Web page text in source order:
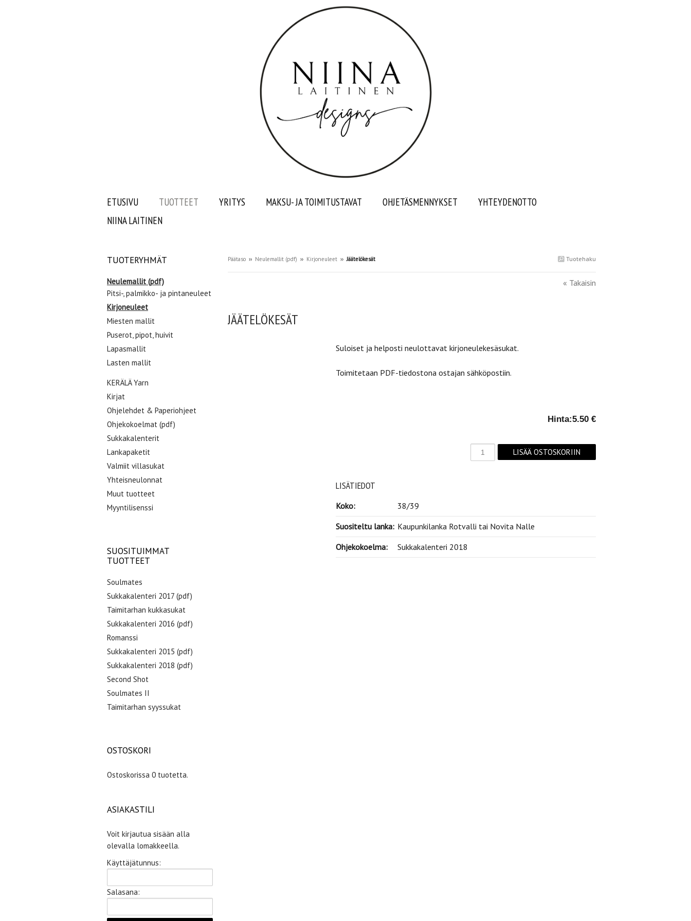
ETUSIVU TUOTTEET YRITYS MAKSU- JA TOIMITUSTAVAT OHJETÄSMENNYKSET
YHTEYDENOTTO
NIINA LAITINEN
Tuotehaku
Päätaso ›› Neulemallit (pdf) ›› Kirjoneuleet ››Jäätelökesät
« Takaisin
JÄÄTELÖKESÄT
Suloiset ja helposti neulottavat kirjoneulekesäsukat.
Toimitetaan PDF-tiedostona ostajan sähköpostiin.
Hinta:5.50 €
LISÄTIEDOT
Koko:
38/39
Suositeltu lanka: Kaupunkilanka Rotvalli tai Novita Nalle
Ohjekokoelma:
Sukkakalenteri 2018
TUOTERYHMÄT
Neulemallit (pdf)
Pitsi-, palmikko- ja pintaneuleet
Kirjoneuleet
Miesten mallit
Puserot, pipot, huivit
Lapasmallit
Lasten mallit
KERÄLÄ Yarn
Kirjat
Ohjelehdet & Paperiohjeet
Ohjekokoelmat (pdf)
Sukkakalenterit
Lankapaketit
Valmiit villasukat
Yhteisneulonnat
Muut tuotteet
Myyntilisenssi
SUOSITUIMMAT
TUOTTEET
Soulmates
Sukkakalenteri 2017 (pdf)
Taimitarhan kukkasukat
Sukkakalenteri 2016 (pdf)
Romanssi
Sukkakalenteri 2015 (pdf)
Sukkakalenteri 2018 (pdf)
Second Shot
Soulmates II
Taimitarhan syyssukat
OSTOSKORI
Ostoskorissa 0 tuotetta.
ASIAKASTILI
Voit kirjautua sisään alla
olevalla lomakkeella.
Käyttäjätunnus:
Salasana: